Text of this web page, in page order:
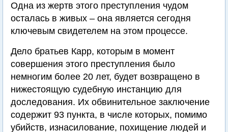
Одна из жертв этого преступления чудом
осталась в живых – она является сегодня
ключевым свидетелем на этом процессе.
Дело братьев Карр, которым в момент
совершения этого преступления было
немногим более 20 лет, будет возвращено в
нижестоящую судебную инстанцию для
доследования. Их обвинительное заключение
содержит 93 пункта, в числе которых, помимо
убийств, изнасилование, похищение людей и